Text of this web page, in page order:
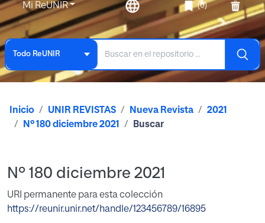
Mi ReUNIR (0)
Todo ReUNIR
Inicio UNIR REVISTAS Nueva Revista
2021
Nº 180 diciembre 2021
Buscar
Nº 180 diciembre 2021
URI permanente para esta colección
https://reunir.unir.net/handle/123456789/16895